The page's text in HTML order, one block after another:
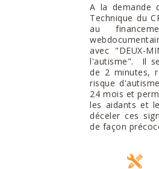
A la demande
Technique du
au
avec "DEUX-
l'autisme". Il
de 2 minutes,
risque
24 mois et
les aidants et
déceler ces
de façon